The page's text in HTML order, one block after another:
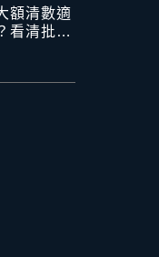
額清數適
看清批核